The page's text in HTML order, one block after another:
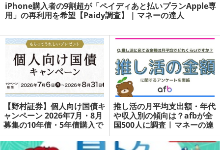
iPhone購入者の9割超が「ペイディあと払いプランApple専
用」の再利用を希望【Paidy調査】 | マネーの達人
【野村証券】個人向け国債キ
ャンペーン 2026年7月・8月
募集の10年債・5年債購入で
現金プレゼント | マネーの達
人
推し活の月平均支出額・年代
や収入別の傾向は？afbが全
国500人に調査 | マネーの達
人